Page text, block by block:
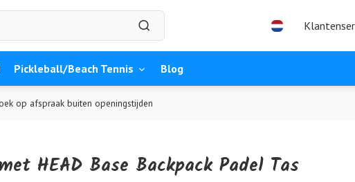
Pickleball/Beach Tennis Blog
op afspraak buiten openingstijden
HEAD Base Backpack Padel Tas